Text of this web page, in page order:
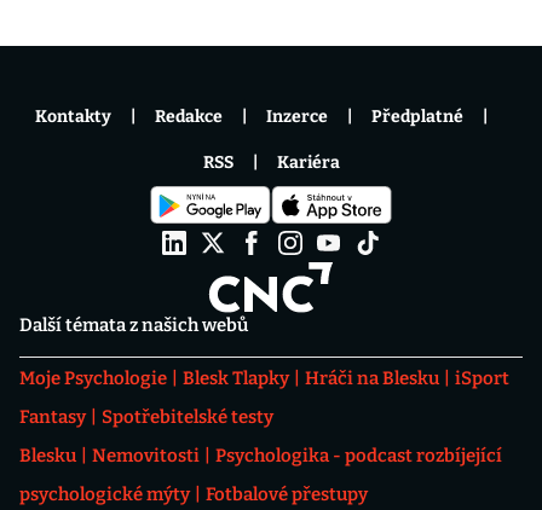
Další témata z našich webů
Moje Psychologie Blesk Tlapky Hráči na Blesku
iSport
Fantasy
Spotřebitelské testy
Blesku
Nemovitosti
Psychologika - podcast rozbíjející
psychologické mýty
Fotbalové přestupy
Kontakty Redakce Inzerce Předplatné
RSS Kariéra